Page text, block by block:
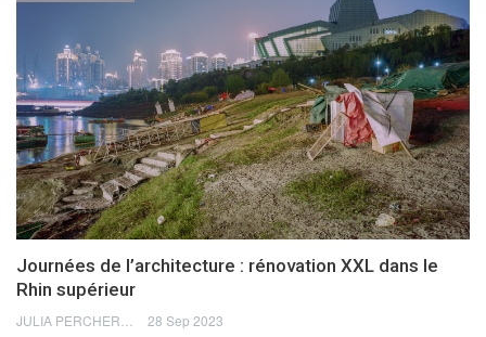
Journées de l’architecture : rénovation XXL dans le
Rhin supérieur
28 Sep 2023